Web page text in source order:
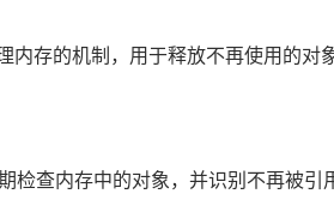
内存的机制，用于释放不再使用的
检查内存中的对象，并识别不再被